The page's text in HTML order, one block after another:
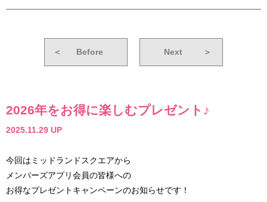
＜ Before Next ＞
2026年をお得に楽しむプレゼント♪
2025.11.29 UP
今回はミッドランドスクエアから
メンバーズアプリ会員の皆様への
お得なプレゼントキャンペーンのお知らせです！